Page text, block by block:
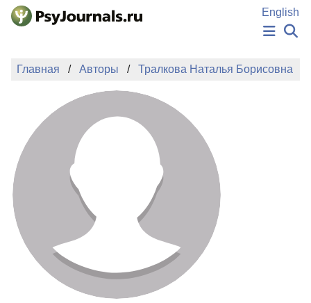
Перейти к основному содержанию
English
НОВОСТИ
АВТОРЫ
ПОДАТЬ РУКОПИСЬ
БАЗА ЗНАНИЙ
КЛЮЧЕВЫЕ СЛОВА
Регистрация
Главная Авторы Тралкова Наталья Борисовна